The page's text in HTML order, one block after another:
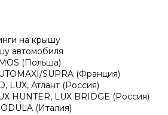
на крышу
автомобиля
(Польша)
SUPRA (Франция)
LUX, Атлант (Россия)
HUNTER, LUX BRIDGE (Россия)
(Италия)